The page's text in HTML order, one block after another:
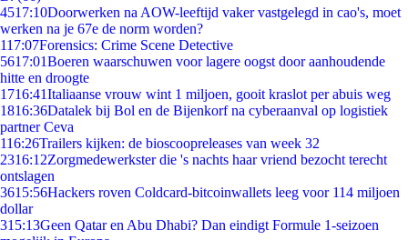
4517:10Doorwerken na AOW-leeftijd vaker vastgelegd in cao's, moet
werken na je 67e de norm worden?
117:07Forensics: Crime Scene Detective
5617:01Boeren waarschuwen voor lagere oogst door aanhoudende
hitte en droogte
1716:41Italiaanse vrouw wint 1 miljoen, gooit kraslot per abuis weg
1816:36Datalek bij Bol en de Bijenkorf na cyberaanval op logistiek
partner Ceva
116:26Trailers kijken: de bioscoopreleases van week 32
2316:12Zorgmedewerkster die 's nachts haar vriend bezocht terecht
ontslagen
3615:56Hackers roven Coldcard-bitcoinwallets leeg voor 114 miljoen
dollar
315:13Geen Qatar en Abu Dhabi? Dan eindigt Formule 1-seizoen